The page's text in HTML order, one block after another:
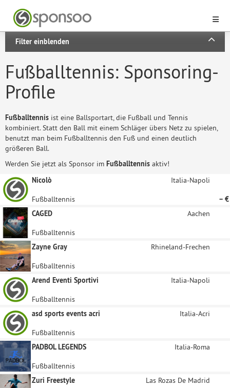
Filter einblenden
Fußballtennis: Sponsoring-
Profile
Fußballtennis ist eine Ballsportart, die Fußball und Tennis
kombiniert. Statt den Ball mit einem Schläger übers Netz zu spielen,
benutzt man beim Fußballtennis den Fuß und einen deutlich
größeren Ball.
Werden Sie jetzt als Sponsor im Fußballtennis aktiv!
Nicolò
Italia-Napoli
Fußballtennis
– €
CAGED
Aachen
Fußballtennis
Zayne Gray
Rhineland-Frechen
Fußballtennis
Arend Eventi Sportivi
Italia-Napoli
Fußballtennis
asd sports events acri
Italia-Acri
Fußballtennis
PADBOL LEGENDS
Italia-Roma
Fußballtennis
Zuri Freestyle
Las Rozas De Madrid